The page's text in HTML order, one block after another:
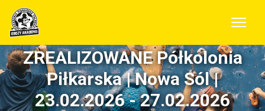
ZREALIZOWANE Półkolonia
Piłkarska | Nowa Sól |
23.02.2026 - 27.02.2026